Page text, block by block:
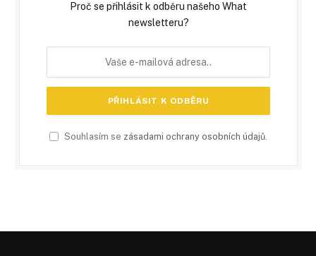
Proč se přihlásit k odběru našeho What
newsletteru?
Souhlasím se zásadami ochrany osobních údajů